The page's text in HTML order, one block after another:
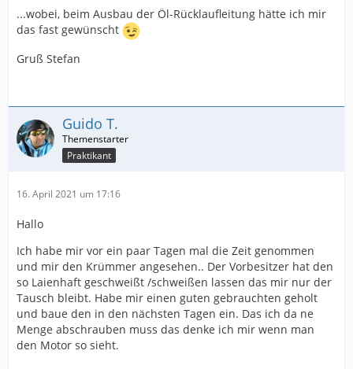
...wobei, beim Ausbau der Öl-Rücklaufleitung hätte ich mir
das fast gewünscht
Gruß Stefan
Guido T.
Praktikant
16. April 2021 um 17:16
Hallo
Ich habe mir vor ein paar Tagen mal die Zeit genommen
und mir den Krümmer angesehen.. Der Vorbesitzer hat den
so Laienhaft geschweißt /schweißen lassen das mir nur der
Tausch bleibt. Habe mir einen guten gebrauchten geholt
und baue den in den nächsten Tagen ein. Das ich da ne
Menge abschrauben muss das denke ich mir wenn man
den Motor so sieht.